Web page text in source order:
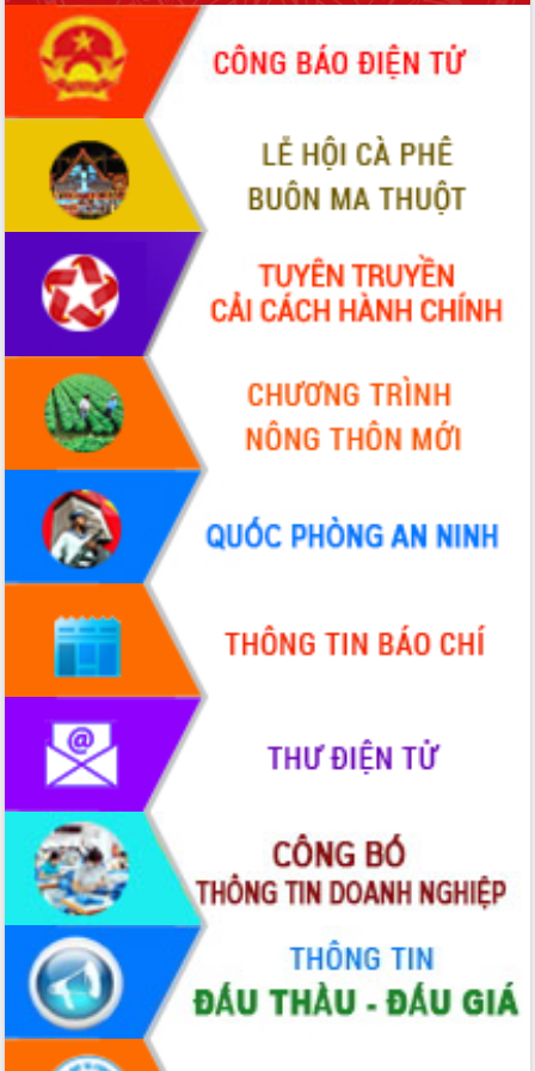
món ăn từ sầu riêng
Đắk Lắk công bố Quy hoạch và xúc
tiến đầu tư tỉnh
Ngành cá ngừ Đắk Lắk chủ động thích
ứng để giữ vững thị trường xuất khẩu
Diễn đàn Kinh tế tư nhân Việt Nam đột
phá cơ chế - Hợp tác công tư
Đề án 06 tạo bước ngoặt đột phá trong
cải cách hành chính tỉnh Đắk Lắk
Kết nối tour, đẩy mạnh chuyển đổi số
để phát triển du lịch Đắk Lắk
Khởi động Dự án Đầu tư xây dựng hạ
tầng kỹ thuật Cụm công nghiệp Tân
Tiến
Gặp mặt các cơ quan báo chí nhân Kỷ
niệm 101 năm Ngày Báo chí Cách
mạng Việt Nam
Đắk Lắk sơ kết 4 năm triển khai thực
hiện Đề án 06 của Chính phủ
Họp báo thông tin về Hội nghị Công bố
Quy hoạch và Xúc tiến đầu tư tỉnh Đắk
Khơi thông điểm nghẽn, đẩy nhanh
giải ngân vốn khắc phục thiên tai
HĐND tỉnh thông qua điều chỉnh Quy
hoạch tỉnh thời kỳ 2021-2030
Hội thảo góp ý hồ sơ điều chỉnh quy
hoạch tỉnh Đắk Lắk thời kỳ 2021-2030,
tầm nhìn đến năm 2050
Nâng cao hiệu quả hoạt động của các
doanh nghiệp nhà nước
Hội nghị triển khai kết nối mạng
truyền số liệu chuyên dùng phục vụ cơ
quan Đảng, Nhà nước
Lễ phát động chuỗi hoạt động chung
tay làm sạch môi trường
Xã Ea Kar bước chuyển mình trong
công tác cải cách hành chính mô hình
mới
UBND tỉnh họp báo định kỳ tháng 4
năm 2026